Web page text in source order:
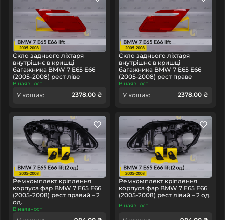
Скло заднього ліхтаря
внутрішнє в кришці
багажника BMW 7 E65 E66
(2005-2008) рест ліве
В наявності
У кошик: 2378.00 ₴
Скло заднього ліхтаря
внутрішнє в кришці
багажника BMW 7 E65 E66
(2005-2008) рест праве
В наявності
У кошик: 2378.00 ₴
Ремкомплект кріплення
корпуса фар BMW 7 E65 E66
(2005-2008) рест правий – 2
од.
В наявності
Ремкомплект кріплення
корпуса фар BMW 7 E65 E66
(2005-2008) рест лівий – 2 од.
В наявності